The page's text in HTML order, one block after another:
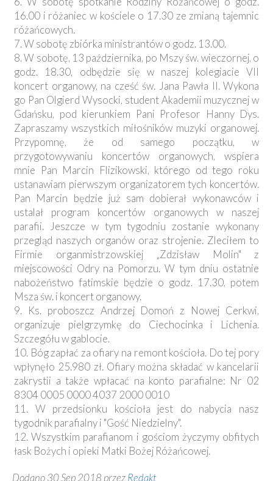
16.00 i różaniec w kościele o 17.30 ze zmianą tajemnic
różańcowych.
7. W sobotę zbiórka ministrantów o godz. 13.00.
8. W sobotę, 13 października, po Mszy św. wieczornej, o
godz. 18.30, odbędzie się w naszej kolegiacie VII
koncert organowy, na cześć św. Jana Pawła II. Wykona
go Pan Olgierd Wysocki, student Akademii muzycznej w
Gdańsku, pod kierunkiem Pani Profesor Hanny Dys.
Zapraszamy wszystkich miłośników muzyki organowej.
Przypomnę, że od samego początku, w
przygotowywaniu koncertów organowych, wspiera
mnie Pan Marcin Flizikowski, którego od tego roku
ustanawiam pierwszym organizatorem tych koncertów.
Pan Marcin będzie już sam dobierał wykonawców i
ustalał program koncertów organowych w naszej
parafii. Jeszcze w tym tygodniu zostanie wykonany
przegląd naszych organów oraz strojenie. Zleciłem to
Firmie organmistrzowskiej „Zdzisław Molin" z
miejscowości Odry na Pomorzu. W tym dniu ostatnie
nabożeństwo fatimskie będzie o godz. 17.30, potem
Msza św. i koncert organowy.
9. Ks. proboszcz Andrzej Domoń z Nowej Cerkwi,
organizuje pielgrzymkę do Ciechocinka i Lichenia.
Szczegółu w gablocie.
10. Bóg zapłać za ofiary na remont kościoła. Do tej pory
wpłynęło 25.980 zł. Ofiary można składać w kancelarii
zakrystii a także wpłacać na konto parafialne: Nr 02
8304 0005 0000 4037 2000 0010
11. W przedsionku kościoła jest do nabycia nasz
tygodnik parafialny i "Gość Niedzielny".
12. Wszystkim parafianom i gościom życzymy obfitych
łask Bożych i opieki Matki Bożej Różańcowej.
Dodano 30 Sep 2018 przezRedakt